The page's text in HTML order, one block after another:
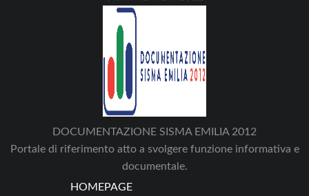
DOCUMENTAZIONE SISMA EMILIA 2012
Portale di riferimento atto a svolgere funzione informativa e
documentale.
HOMEPAGE